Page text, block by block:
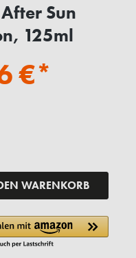
Sun
125ml
€*
WARENKORB